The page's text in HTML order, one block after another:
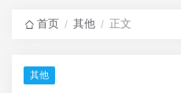
首页 / 其他 / 正文
其他